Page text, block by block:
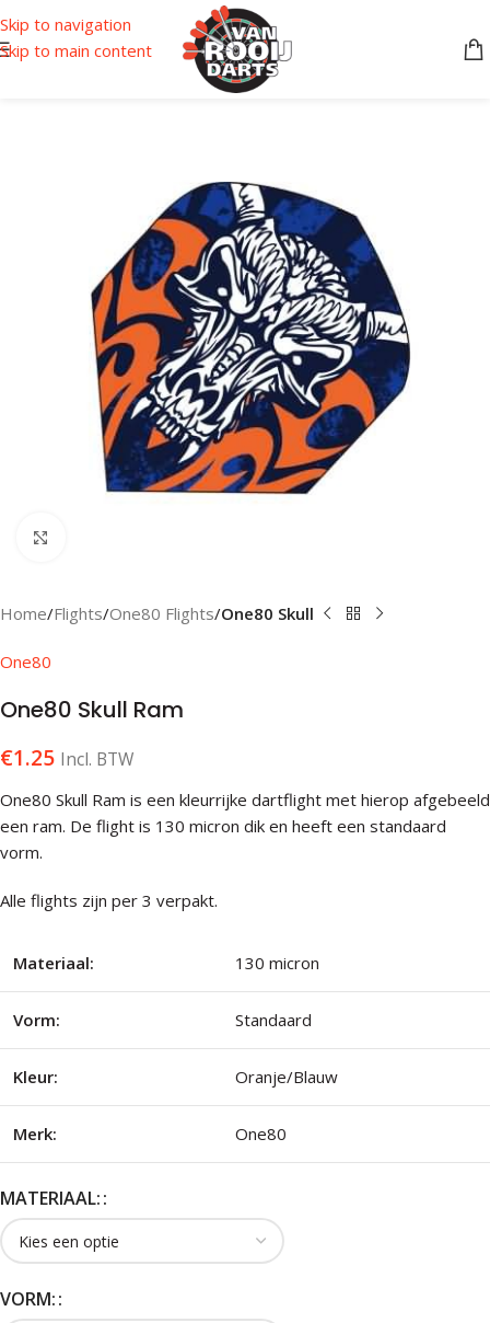
Skip to navigation
Skip to main content
Home Flights One80 Flights One80 Skull
One80
One80 Skull Ram
€1.25 Incl. BTW
One80 Skull Ram is een kleurrijke dartflight met hierop afgebeeld
een ram. De flight is 130 micron dik en heeft een standaard
vorm.
Alle flights zijn per 3 verpakt.
Materiaal: 130 micron
Vorm: Standaard
Kleur: Oranje/Blauw
Merk: One80
MATERIAAL:
VORM: